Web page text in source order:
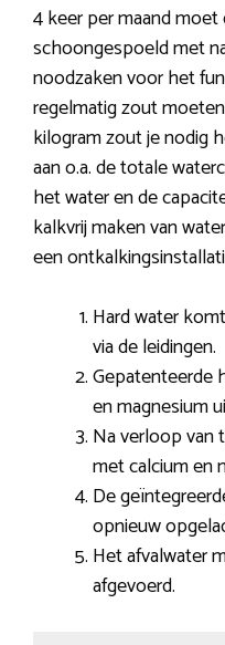
4 keer per maand
schoongespoeld met
noodzaken voor het
regelmatig zout
kilogram zout je nodig
aan o.a. de totale
het water en de
kalkvrij maken van
een
Hard water
via de leidingen.
Gepatenteerde
en magnesium
Na verloop van
met calcium en
De
opnieuw
Het afvalwater
afgevoerd.